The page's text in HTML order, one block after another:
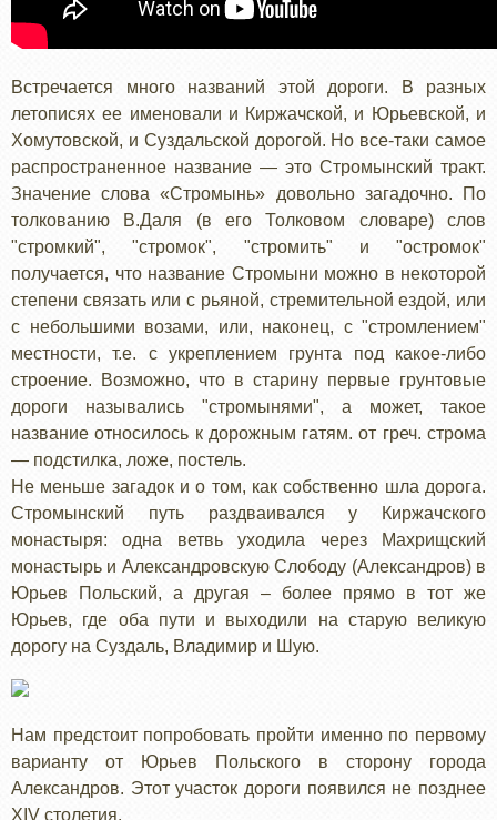
Встречается много названий этой дороги. В разных
летописях ее именовали и Киржачской, и Юрьевской, и
Хомутовской, и Суздальской дорогой. Но все-таки самое
распространенное название — это Стромынский тракт.
Значение слова «Стромынь» довольно загадочно. По
толкованию В.Даля (в его Толковом словаре) слов
"стромкий", "стромок", "стромить" и "остромок"
получается, что название Стромыни можно в некоторой
степени связать или с рьяной, стремительной ездой, или
с небольшими возами, или, наконец, с "стромлением"
местности, т.е. с укреплением грунта под какое-либо
строение. Возможно, что в старину первые грунтовые
дороги назывались "стромынями", а может, такое
название относилось к дорожным гатям. от греч. строма
— подстилка, ложе, постель.
Не меньше загадок и о том, как собственно шла дорога.
Стромынский путь раздваивался у Киржачского
монастыря: одна ветвь уходила через Махрищский
монастырь и Александровскую Слободу (Александров) в
Юрьев Польский, а другая – более прямо в тот же
Юрьев, где оба пути и выходили на старую великую
дорогу на Суздаль, Владимир и Шую.
Нам предстоит попробовать пройти именно по первому
варианту от Юрьев Польского в сторону города
Александров. Этот участок дороги появился не позднее
ХIV столетия.